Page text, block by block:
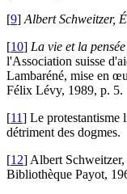
[9] Albert Schweitzer,
[10] La vie et la
l'Association suisse
Lambaréné, mise en
Félix Lévy, 1989, p. 5.
[11] Le protestantisme
détriment des dogmes.
[12] Albert Schweitzer,
Bibliothèque Payot,